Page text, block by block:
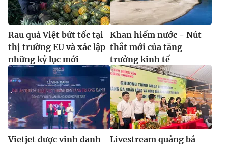
Rau quả Việt bứt tốc tại
thị trường EU và xác lập
những kỷ lục mới
Khan hiếm nước - Nút
thắt mới của tăng
trưởng kinh tế
Vietjet được vinh danh
Livestream quảng bá